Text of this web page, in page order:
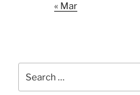
« Mar
for: